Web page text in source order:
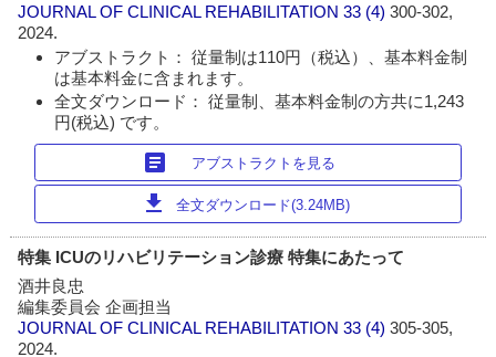
JOURNAL OF CLINICAL REHABILITATION 33 (4)300-302,
2024.
アブストラクト： 従量制は110円（税込）、基本料金制
は基本料金に含まれます。
全文ダウンロード： 従量制、基本料金制の方共に1,243
円(税込) です。
article アブストラクトを見る
download 全文ダウンロード(3.24MB)
特集 ICUのリハビリテーション診療 特集にあたって
酒井良忠
編集委員会 企画担当
JOURNAL OF CLINICAL REHABILITATION 33 (4)305-305,
2024.